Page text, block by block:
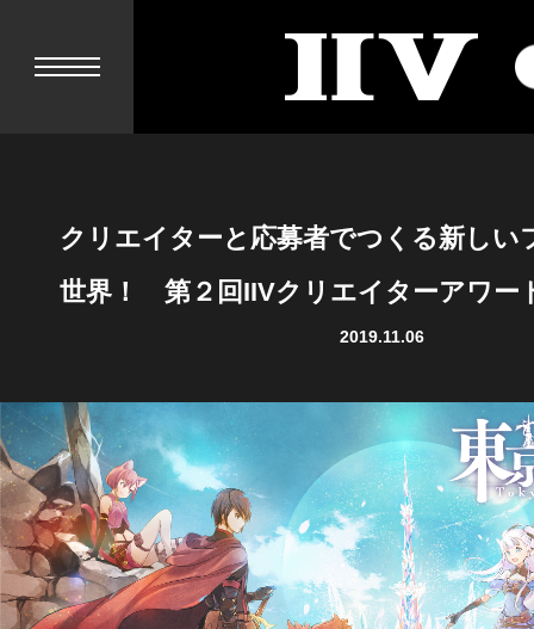
II
クリエイターと応募者でつくる新しい
世界！ 第２回IIVクリエイターアワー
2019.11.06
NEWS